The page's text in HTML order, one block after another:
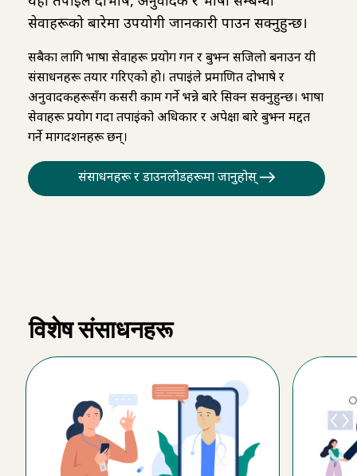
सेवाहरूको बारेमा उपयोगी जानकारी पाउन सक्नुहुन्छ।
सबैका लागि भाषा सेवाहरू प्रयोग गर्न र बुझ्न सजिलो बनाउन यी
संसाधनहरू तयार गरिएको हो। तपाईंले प्रमाणित दोभाषे र
अनुवादकहरूसँग कसरी काम गर्ने भन्ने बारे सिक्न सक्नुहुन्छ। भाषा
सेवाहरू प्रयोग गर्दा तपाईंको अधिकार र अपेक्षा बारे बुझ्न मद्दत
गर्ने मार्गदर्शनहरू छन्।
संसाधनहरू र डाउनलोडहरूमा जानुहोस्
विशेष संसाधनहरू